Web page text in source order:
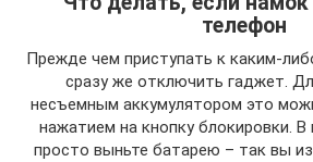
телефон
Прежде чем приступать к каким-
сразу же отключить гаджет.
несъемным аккумулятором это
нажатием на кнопку блокировки. В
просто выньте батарею – так вы